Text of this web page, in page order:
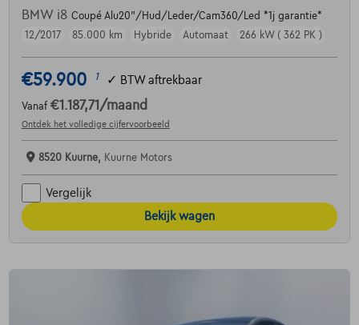
BMW i8 Coupé Alu20"/Hud/Leder/Cam360/Led *1j garantie*
12/2017
85.000 km Hybride Automaat 266 kW ( 362 PK )
€59.900 1 ✓ BTW aftrekbaar
Vanaf €1.187,71 /maand
Ontdek het volledige cijfervoorbeeld
8520 Kuurne, Kuurne Motors
Vergelijk
Bekijk wagen